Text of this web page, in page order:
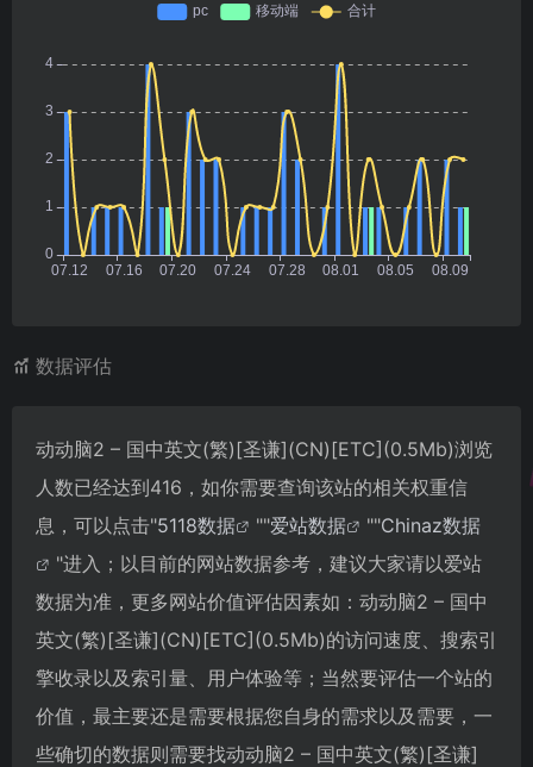
数据评估
动动脑2 – 国中英文(繁)[圣谦](CN)[ETC](0.5Mb)浏览
人数已经达到416，如你需要查询该站的相关权重信
息，可以点击"5118数据 ""爱站数据 ""Chinaz数据
"进入；以目前的网站数据参考，建议大家请以爱站
数据为准，更多网站价值评估因素如：动动脑2 – 国中
英文(繁)[圣谦](CN)[ETC](0.5Mb)的访问速度、搜索引
擎收录以及索引量、用户体验等；当然要评估一个站的
价值，最主要还是需要根据您自身的需求以及需要，一
些确切的数据则需要找动动脑2 – 国中英文(繁)[圣谦]